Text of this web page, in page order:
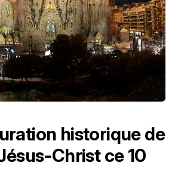
historique de
Christ ce 10